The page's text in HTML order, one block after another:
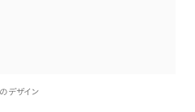
デザイン